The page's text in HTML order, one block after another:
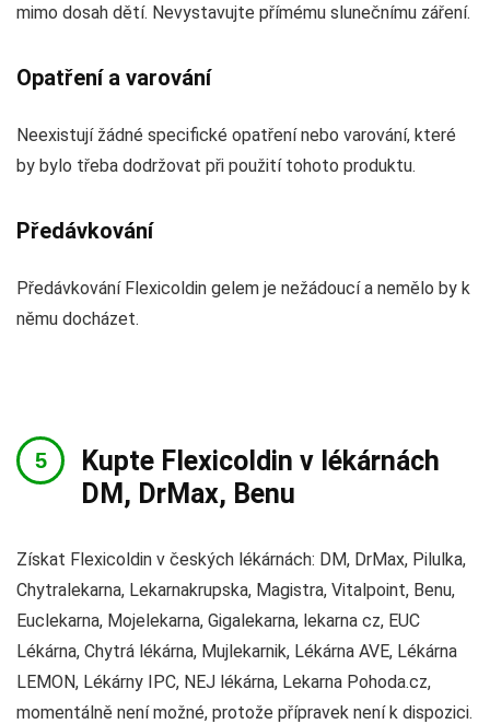
mimo dosah dětí. Nevystavujte přímému slunečnímu záření.
Opatření a varování
Neexistují žádné specifické opatření nebo varování, které
by bylo třeba dodržovat při použití tohoto produktu.
Předávkování
Předávkování Flexicoldin gelem je nežádoucí a nemělo by k
němu docházet.
Kupte Flexicoldin v lékárnách
DM, DrMax, Benu
Získat Flexicoldin v českých lékárnách: DM, DrMax, Pilulka,
Chytralekarna, Lekarnakrupska, Magistra, Vitalpoint, Benu,
Euclekarna, Mojelekarna, Gigalekarna, lekarna cz, EUC
Lékárna, Chytrá lékárna, Mujlekarnik, Lékárna AVE, Lékárna
LEMON, Lékárny IPC, NEJ lékárna, Lekarna Pohoda.cz,
momentálně není možné, protože přípravek není k dispozici.